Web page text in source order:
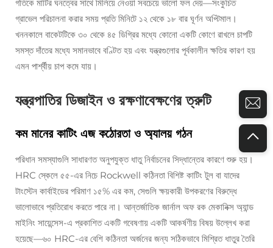
গতিকে মাটির ঘনত্বের সাথে মিলিয়ে নেওয়া সবচেয়ে ভালো ফল দেয়—সংকুচিত
গ্রাভেল পরিচালনা করার সময় প্রতি মিনিটে ১২ থেকে ১৮ বার ঘূর্ণন অপ্টিমাল।
খননকালে বাকেটটিকে ৩০ থেকে ৪৫ ডিগ্রির মধ্যে কোনো একটি কোণে রাখলে চাপটি
সমস্ত দাঁতের মধ্যে সমানভাবে বণ্টিত হয় এবং যন্ত্রগুলোর পূর্বকালীন ক্ষতির কারণ হয়
এমন পার্শ্বীয় চাপ কমে যায়।
যন্ত্রপাতির ডিজাইন ও রক্ষণাবেক্ষণের ত্রুটি
কম মানের কাটিং এজ কঠোরতা ও অ্যালয় গঠন
পরিধান সমস্যাগুলি সাধারণত অনুপযুক্ত ধাতু নির্বাচনের সিদ্ধান্তের কারণে শুরু হয়।
HRC স্কেলে ৫৫-এর নিচে Rockwell কঠিনতা বিশিষ্ট কাটিং টুল বা যাদের
টাংস্টেন কার্বাইডের পরিমাণ ১৫% এর কম, সেগুলি ক্ষয়কারী উপকরণের বিরুদ্ধে
ভালোভাবে প্রতিরোধ করতে পারে না। আন্তর্জাতিক জার্নাল অফ রক মেকানিক্স অ্যান্ড
মাইনিং সায়েন্সেস-এ প্রকাশিত একটি গবেষণায় একটি আকর্ষণীয় বিষয় উল্লেখ করা
হয়েছে—৬০ HRC-এর বেশি কঠিনতা অর্জনের জন্য সঠিকভাবে মিশ্রিত ধাতুর তৈরি